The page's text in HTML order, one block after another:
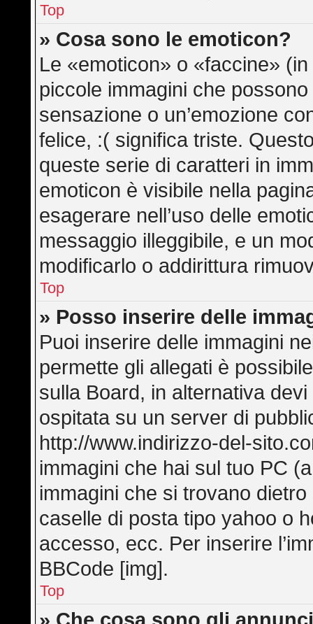
Top
» Cosa sono le emoticon?
Le «emoticon» o «faccine»
piccole immagini che
sensazione o un’emozione
felice, :( significa triste.
queste serie di caratteri in
emoticon è visibile nella
esagerare nell’uso delle
messaggio illeggibile, e un
modificarlo o addirittura
Top
» Posso inserire delle
Puoi inserire delle immagini
permette gli allegati è
sulla Board, in alternativa
ospitata su un server di
http://www.indirizzo-del-
immagini che hai sul tuo PC
immagini che si trovano
caselle di posta tipo yahoo o
accesso, ecc. Per inserire
BBCode [img].
Top